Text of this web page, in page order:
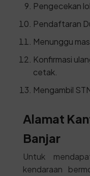
Pengecekan
Pendaftaran
Menunggu
Konfirmasi
cetak.
Mengambil
Alamat
Banjar
Untuk
kendaraan